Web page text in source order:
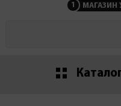
1 МАГАЗИН